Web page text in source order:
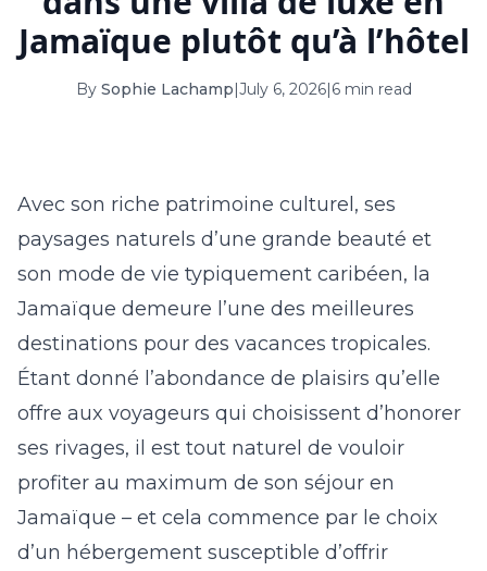
16 17 18 19 20 21 22
23
S M T W T F S
1 2 3 4 5
13 14 15 16 17 18 19
20 21 22 23 24 25 26
Jamaïque plutôt qu’à l’hôtel
By Sophie Lachamp|July 6, 2026|6 min read
Avec son riche patrimoine culturel, ses
paysages naturels d’une grande beauté et
son mode de vie typiquement caribéen, la
Jamaïque demeure l’une des meilleures
destinations pour des vacances tropicales.
Étant donné l’abondance de plaisirs qu’elle
offre aux voyageurs qui choisissent d’honorer
ses rivages, il est tout naturel de vouloir
profiter au maximum de son séjour en
Jamaïque – et cela commence par le choix
d’un hébergement susceptible d’offrir